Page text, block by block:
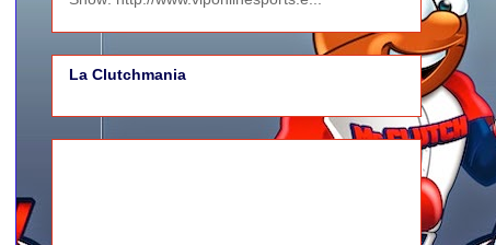
La Clutchmania